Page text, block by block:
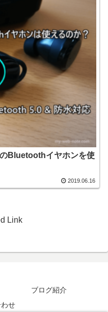
Bluetoothイヤホンを使
2019.06.16
Link
ブログ紹介
せ